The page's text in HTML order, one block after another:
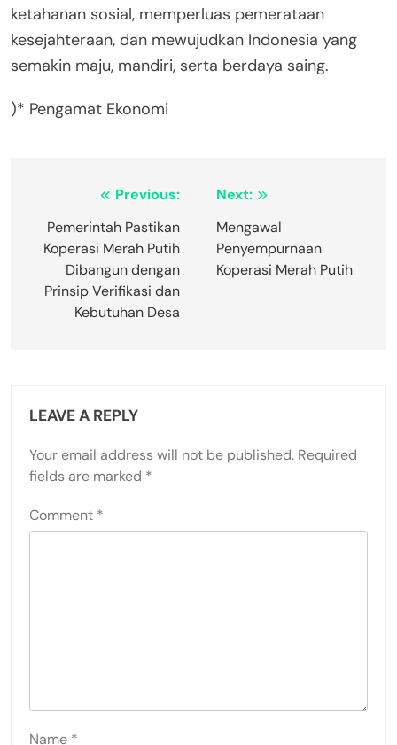
ketahanan sosial, memperluas pemerataan
kesejahteraan, dan mewujudkan Indonesia yang
semakin maju, mandiri, serta berdaya saing.
)* Pengamat Ekonomi
navigation
Previous:
Pemerintah Pastikan
Koperasi Merah Putih
Dibangun dengan
Prinsip Verifikasi dan
Kebutuhan Desa
Next:
Mengawal
Penyempurnaan
Koperasi Merah Putih
LEAVE A REPLY
Your email address will not be published. Required
fields are marked *
Comment *
Name *